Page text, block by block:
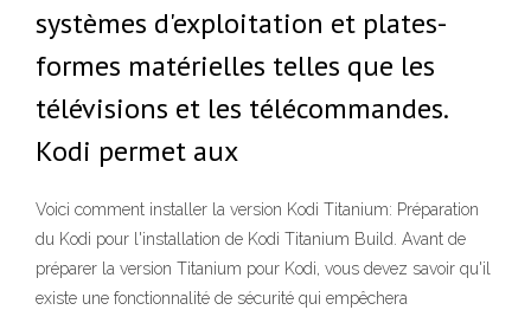
systèmes d'exploitation et plates-
formes matérielles telles que les
télévisions et les télécommandes.
Kodi permet aux
Voici comment installer la version Kodi Titanium: Préparation
du Kodi pour l'installation de Kodi Titanium Build. Avant de
préparer la version Titanium pour Kodi, vous devez savoir qu'il
existe une fonctionnalité de sécurité qui empêchera